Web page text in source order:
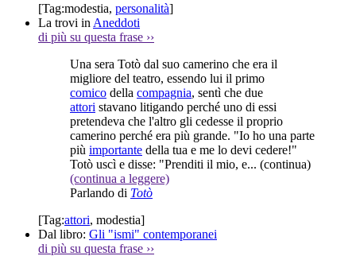
[Tag:modestia, personalità]
La trovi in Aneddoti
di più su questa frase ››
Una sera Totò dal suo camerino che era il
migliore del teatro, essendo lui il primo
comico della compagnia, sentì che due
attori stavano litigando perché uno di essi
pretendeva che l'altro gli cedesse il proprio
camerino perché era più grande. "Io ho una parte
più importante della tua e me lo devi cedere!"
Totò uscì e disse: "Prenditi il mio, e... (continua)
(continua a leggere)
Parlando di Totò
[Tag:attori, modestia]
Dal libro: Gli "ismi" contemporanei
di più su questa frase ››